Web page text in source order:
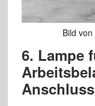
Bild
6. Lampe
Anschluss